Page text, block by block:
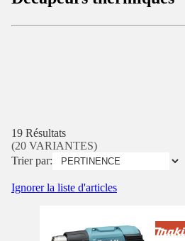
19 Résultats
(20 VARIANTES)
Trier par:
Ignorer la liste d'articles